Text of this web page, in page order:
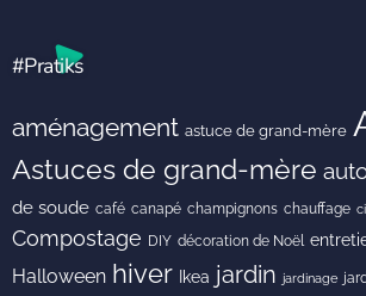
#Pratiks
aménagement astuce de grand-mère
Astuces de grand-mère
de soude café canapé champignons chauffage
Compostage DIY décoration de Noël
Halloween hiver Ikea jardin jardinage